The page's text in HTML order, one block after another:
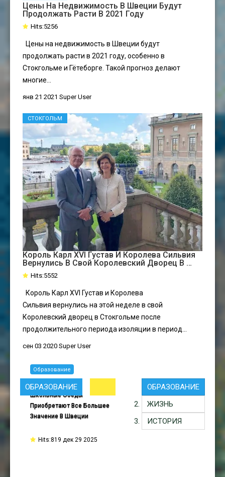
Цены На Недвижимость В Швеции Будут
Продолжать Расти В 2021 Году
Hits:5256
Цены на недвижимость в Швеции будут
продолжать расти в 2021 году, особенно в
Стокгольме и Гётеборге. Такой прогноз делают
многие...
янв 21 2021 Super User
Король Карл XVI Густав И Королева Сильвия
Вернулись В Свой Королевский Дворец В …
Hits:5552
Король Карл XVI Густав и Королева
Сильвия вернулись на этой неделе в свой
Королевский дворец в Стокгольме после
продолжительного периода изоляции в период...
сен 03 2020
СТОКГОЛЬМ
Super User
ОБРАЗОВАНИЕ
ОБРАЗОВАНИЕ
ЖИЗНЬ
ИСТОРИЯ
Школьные Обеды
Приобретают Все Большее
Значение В Швеции
Hits:819 дек 29 2025
Образование